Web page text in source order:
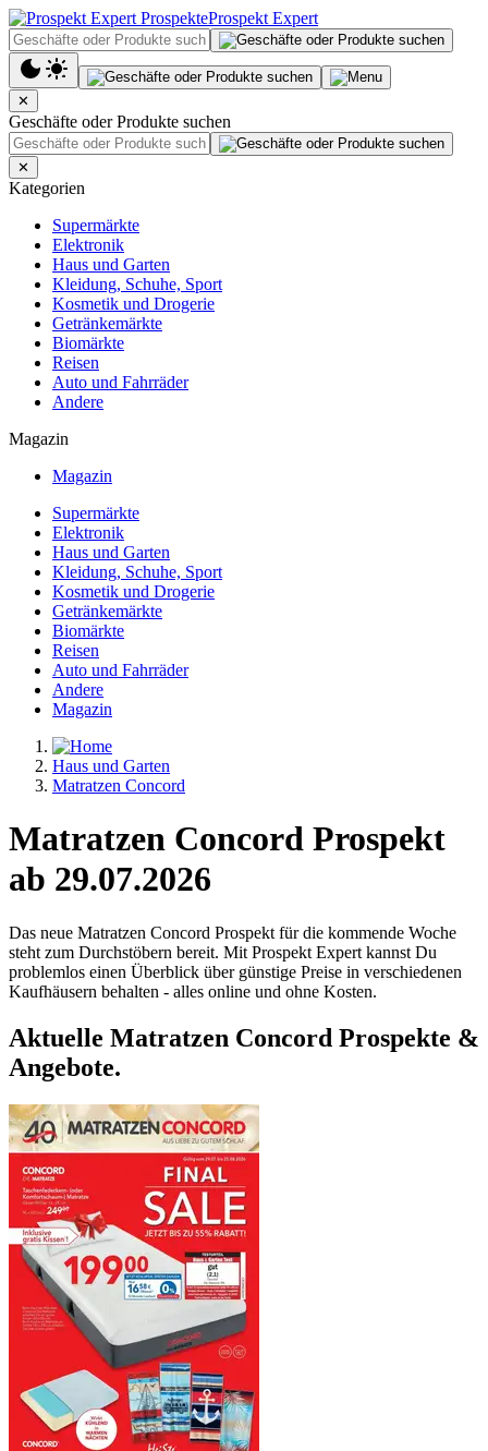
Prospekt Expert
✕
Geschäfte oder Produkte suchen
✕
Kategorien
Supermärkte
Elektronik
Haus und Garten
Kleidung, Schuhe, Sport
Kosmetik und Drogerie
Getränkemärkte
Biomärkte
Reisen
Auto und Fahrräder
Andere
Magazin
Magazin
Supermärkte
Elektronik
Haus und Garten
Kleidung, Schuhe, Sport
Kosmetik und Drogerie
Getränkemärkte
Biomärkte
Reisen
Auto und Fahrräder
Andere
Magazin
Haus und Garten
Matratzen Concord
Matratzen Concord Prospekt
ab 29.07.2026
Das neue Matratzen Concord Prospekt für die kommende Woche
steht zum Durchstöbern bereit. Mit Prospekt Expert kannst Du
problemlos einen Überblick über günstige Preise in verschiedenen
Kaufhäusern behalten - alles online und ohne Kosten.
Aktuelle Matratzen Concord Prospekte &
Angebote.